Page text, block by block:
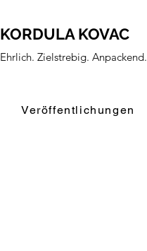
KORDULA KOVAC
Ehrlich. Zielstrebig. Anpackend.
Veröffentlichungen